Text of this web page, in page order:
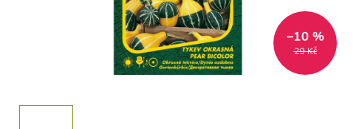
29 Kč
–10 %